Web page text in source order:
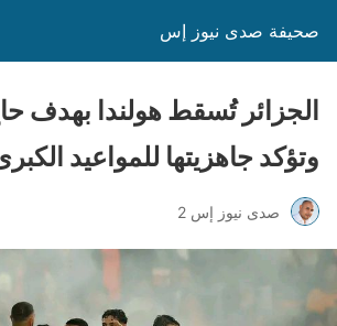
صحيفة صدى نيوز إس
الجزائر تُسقط هولندا بهدف
وتؤكد جاهزيتها للمواعيد
صدى نيوز إس 2